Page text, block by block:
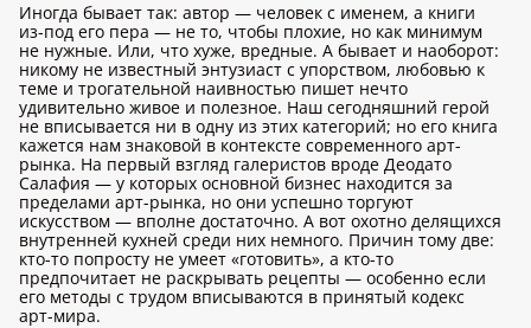
Иногда бывает так: автор — человек с именем, а книги
из-под его пера — не то, чтобы плохие, но как минимум
не нужные. Или, что хуже, вредные. А бывает и наоборот:
никому не известный энтузиаст с упорством, любовью к
теме и трогательной наивностью пишет нечто
удивительно живое и полезное. Наш сегодняшний герой
не вписывается ни в одну из этих категорий; но его книга
кажется нам знаковой в контексте современного арт-
рынка. На первый взгляд галеристов вроде Деодато
Салафия — у которых основной бизнес находится за
пределами арт-рынка, но они успешно торгуют
искусством — вполне достаточно. А вот охотно делящихся
внутренней кухней среди них немного. Причин тому две:
кто-то попросту не умеет «готовить», а кто-то
предпочитает не раскрывать рецепты — особенно если
его методы с трудом вписываются в принятый кодекс
арт-мира.